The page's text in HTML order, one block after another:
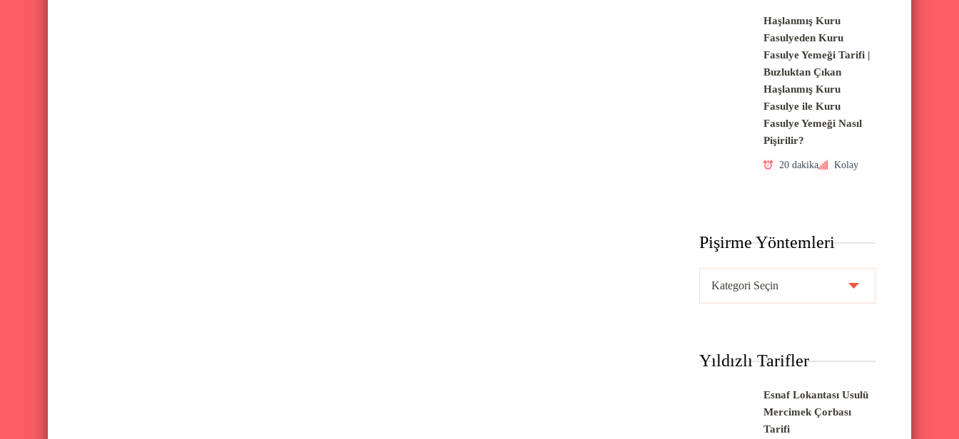
Haşlanmış Kuru
Fasulyeden Kuru
Fasulye Yemeği Tarifi |
Buzluktan Çıkan
Haşlanmış Kuru
Fasulye ile Kuru
Fasulye Yemeği Nasıl
Pişirilir?
20 dakika Kolay
Pişirme Yöntemleri
r
Yıldızlı Tarifler
Esnaf Lokantası Usulü
Mercimek Çorbası
Tarifi